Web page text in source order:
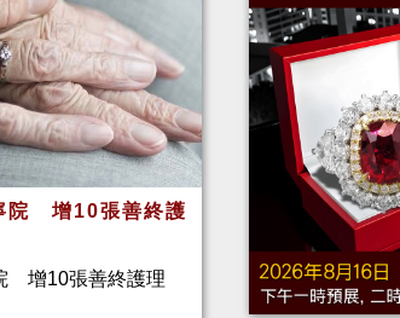
院 增10張善終護
增10張善終護理